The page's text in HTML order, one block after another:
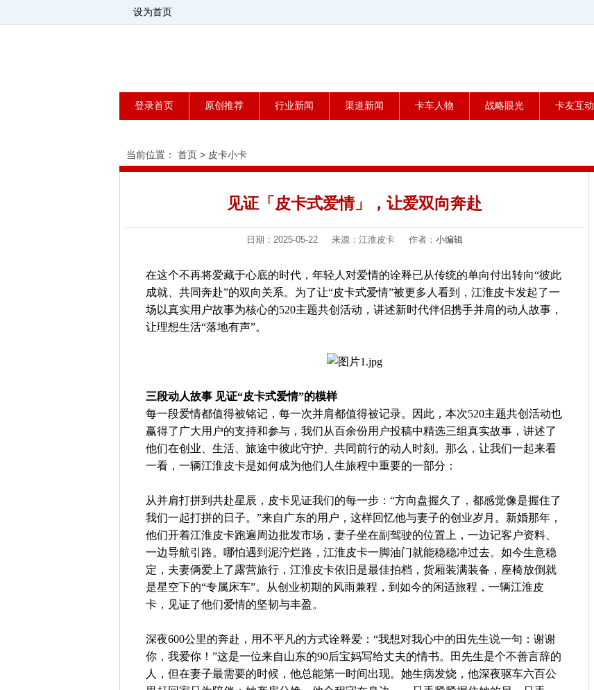
设为首页
登录首页 原创推荐 行业新闻 渠道新闻 卡车人物 战略眼光 卡友互动
当前位置： 首页 > 皮卡小卡
见证「皮卡式爱情」，让爱双向奔赴
日期：2025-05-22 来源：江淮皮卡 作者： 小编辑
在这个不再将爱藏于心底的时代，年轻人对爱情的诠释已从传统的单向付出转向“彼此
成就、共同奔赴”的双向关系。为了让“皮卡式爱情”被更多人看到，江淮皮卡发起了一
场以真实用户故事为核心的520主题共创活动，讲述新时代伴侣携手并肩的动人故事，
让理想生活“落地有声”。
三段动人故事 见证“皮卡式爱情”的模样
每一段爱情都值得被铭记，每一次并肩都值得被记录。因此，本次520主题共创活动也
赢得了广大用户的支持和参与，我们从百余份用户投稿中精选三组真实故事，讲述了
他们在创业、生活、旅途中彼此守护、共同前行的动人时刻。那么，让我们一起来看
一看，一辆江淮皮卡是如何成为他们人生旅程中重要的一部分：
从并肩打拼到共赴星辰，皮卡见证我们的每一步：“方向盘握久了，都感觉像是握住了
我们一起打拼的日子。”来自广东的用户，这样回忆他与妻子的创业岁月。新婚那年，
他们开着江淮皮卡跑遍周边批发市场，妻子坐在副驾驶的位置上，一边记客户资料、
一边导航引路。哪怕遇到泥泞烂路，江淮皮卡一脚油门就能稳稳冲过去。如今生意稳
定，夫妻俩爱上了露营旅行，江淮皮卡依旧是最佳拍档，货厢装满装备，座椅放倒就
是星空下的“专属床车”。从创业初期的风雨兼程，到如今的闲适旅程，一辆江淮皮
卡，见证了他们爱情的坚韧与丰盈。
深夜600公里的奔赴，用不平凡的方式诠释爱：“我想对我心中的田先生说一句：谢谢
你，我爱你！”这是一位来自山东的90后宝妈写给丈夫的情书。田先生是个不善言辞的
人，但在妻子最需要的时候，他总能第一时间出现。她生病发烧，他深夜驱车六百公